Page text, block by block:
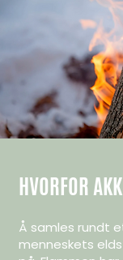
HVORFOR
Å samles rundt
menneskets